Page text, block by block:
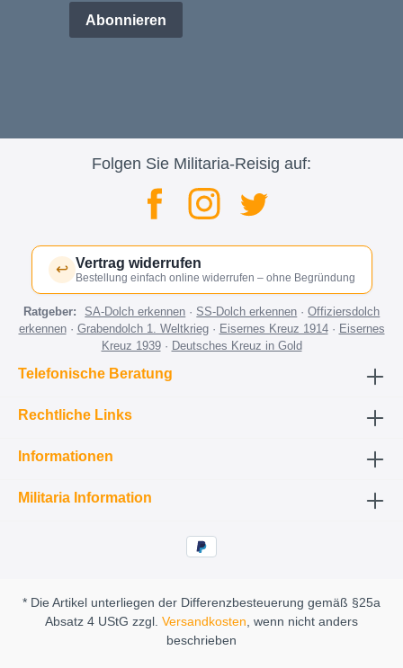
Abonnieren
Folgen Sie Militaria-Reisig auf:
↩ Vertrag widerrufen
Bestellung einfach online widerrufen – ohne Begründung
Ratgeber: SA-Dolch erkennen ·SS-Dolch erkennen ·Offiziersdolch
erkennen· Grabendolch 1. Weltkrieg· Eisernes Kreuz 1914· Eisernes
Kreuz 1939· Deutsches Kreuz in Gold
Telefonische Beratung
Rechtliche Links
Informationen
Militaria Information
* Die Artikel unterliegen der Differenzbesteuerung gemäß §25a
Absatz 4 UStG zzgl. Versandkosten, wenn nicht anders
beschrieben